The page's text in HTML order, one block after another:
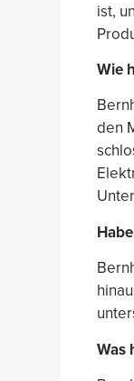
ist,
Wie
den
Was